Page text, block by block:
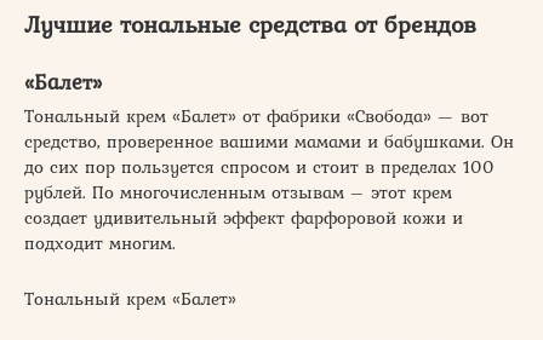
Лучшие тональные средства от брендов
«Балет»
Тональный крем «Балет» от фабрики «Свобода» — вот
средство, проверенное вашими мамами и бабушками. Он
до сих пор пользуется спросом и стоит в пределах 100
рублей. По многочисленным отзывам – этот крем
создает удивительный эффект фарфоровой кожи и
подходит многим.
Тональный крем «Балет»